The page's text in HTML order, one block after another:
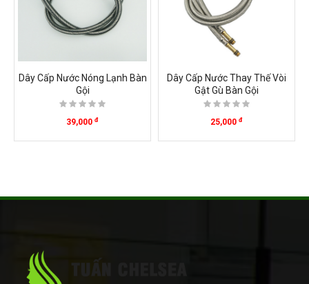
Dây Cấp Nước Nóng Lạnh Bàn
Gội
39,000 đ
Dây Cấp Nước Thay Thế Vòi
Gật Gù Bàn Gội
25,000 đ